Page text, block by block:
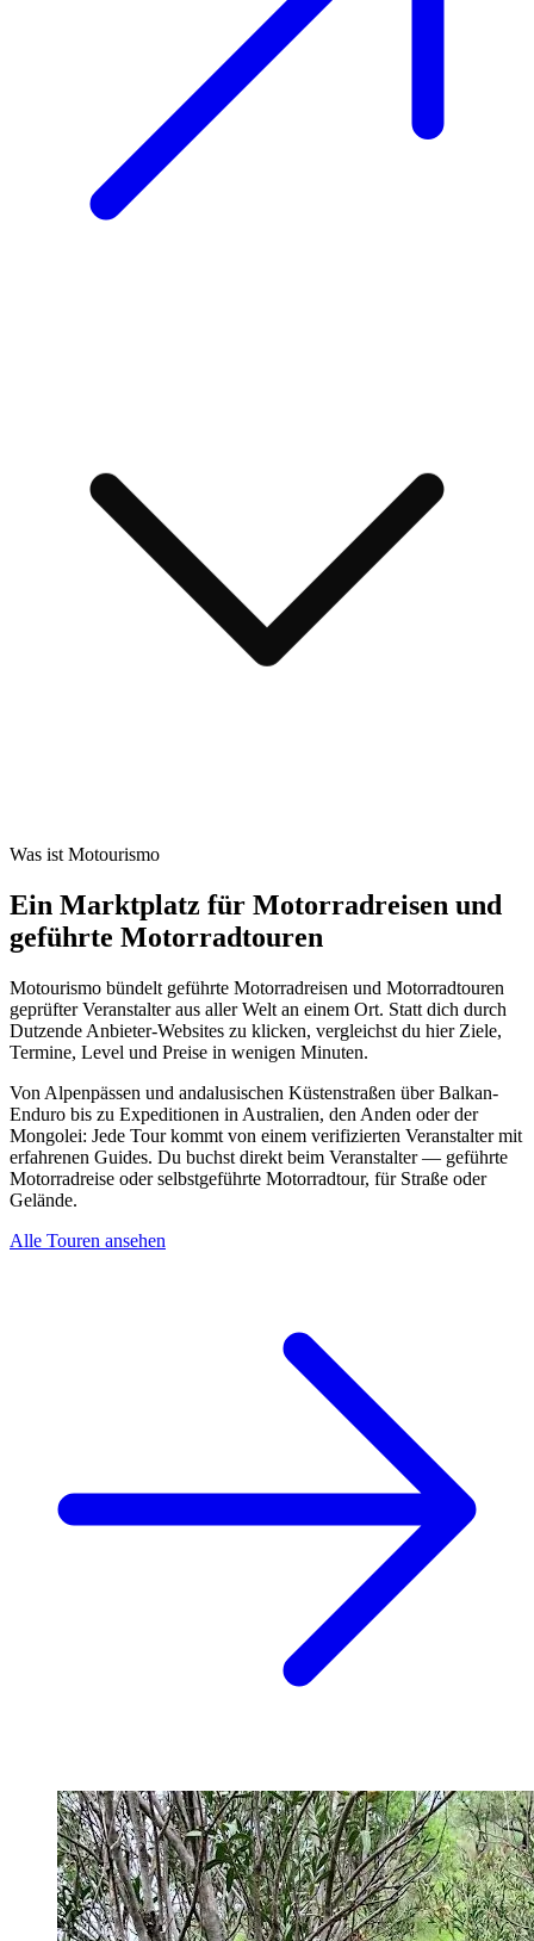
Was ist Motourismo
Ein Marktplatz für Motorradreisen und
geführte Motorradtouren
Motourismo bündelt geführte Motorradreisen und Motorradtouren
geprüfter Veranstalter aus aller Welt an einem Ort. Statt dich durch
Dutzende Anbieter-Websites zu klicken, vergleichst du hier Ziele,
Termine, Level und Preise in wenigen Minuten.
Von Alpenpässen und andalusischen Küstenstraßen über Balkan-
Enduro bis zu Expeditionen in Australien, den Anden oder der
Mongolei: Jede Tour kommt von einem verifizierten Veranstalter mit
erfahrenen Guides. Du buchst direkt beim Veranstalter — geführte
Motorradreise oder selbstgeführte Motorradtour, für Straße oder
Gelände.
Alle Touren ansehen